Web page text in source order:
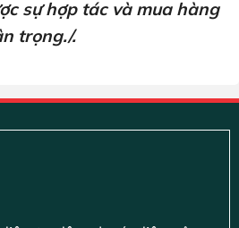
sự hợp tác và mua hàng
trọng./.